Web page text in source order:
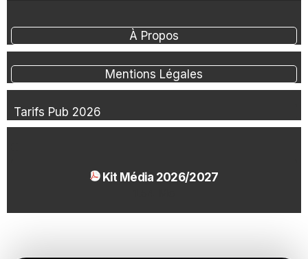
À Propos
Mentions Légales
Tarifs Pub 2026
Kit Média 2026/2027